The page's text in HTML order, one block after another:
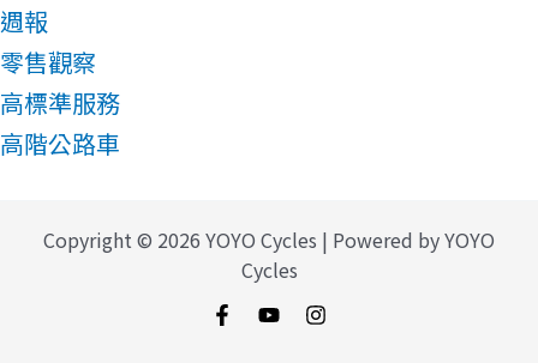
週報
零售觀察
高標準服務
高階公路車
Copyright © 2026 YOYO Cycles | Powered by YOYO
Cycles